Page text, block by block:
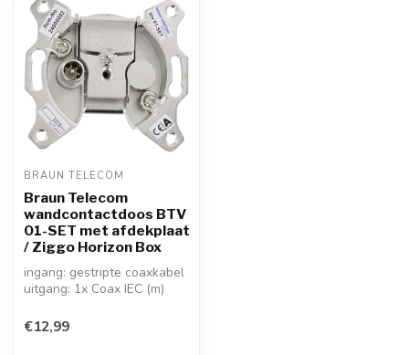
BRAUN TELECOM
Braun Telecom
wandcontactdoos BTV
01-SET met afdekplaat
/ Ziggo Horizon Box
ingang: gestripte coaxkabel
uitgang: 1x Coax IEC (m)
voor...
€12,99